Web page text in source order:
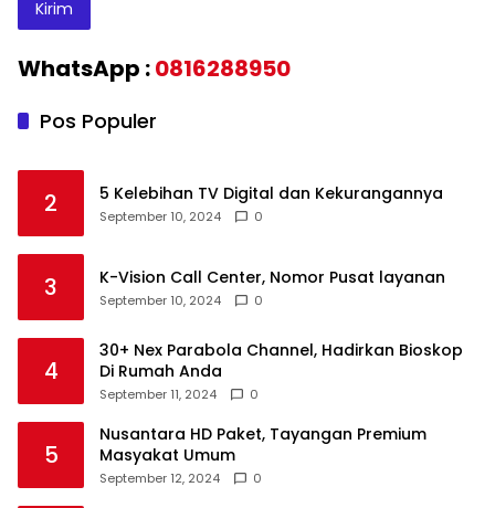
WhatsApp :0816288950
Pos Populer
2 5 Kelebihan TV Digital dan Kekurangannya
September 10, 2024 0
3 K-Vision Call Center, Nomor Pusat layanan
September 10, 2024 0
4
30+ Nex Parabola Channel, Hadirkan Bioskop
Di Rumah Anda
September 11, 2024 0
5
Nusantara HD Paket, Tayangan Premium
Masyakat Umum
September 12, 2024 0